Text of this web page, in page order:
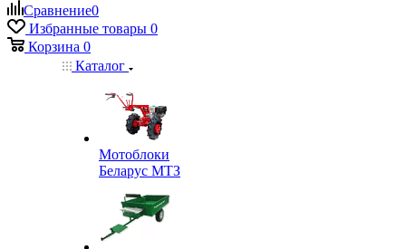
Сравнение0
Избранные товары 0
Корзина 0
Каталог
Мотоблоки
Беларус МТЗ